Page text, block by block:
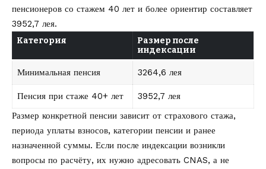
пенсионеров со стажем 40 лет и более ориентир составляет
3952,7 лея.
Категория
Размер после
индексации
Минимальная пенсия 3264,6 лея
Пенсия при стаже 40+ лет
3952,7 лея
Размер конкретной пенсии зависит от страхового стажа,
периода уплаты взносов, категории пенсии и ранее
назначенной суммы. Если после индексации возникли
вопросы по расчёту, их нужно адресовать CNAS, а не